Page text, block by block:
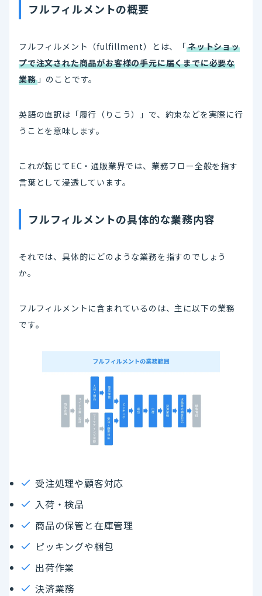
フルフィルメントの概要
フルフィルメント（fulfillment）とは、「ネットショッ
プで注文された商品がお客様の手元に届くまでに必要な
業務」のことです。
英語の直訳は「履行（りこう）」で、約束などを実際に行
うことを意味します。
これが転じてEC・通販業界では、業務フロー全般を指す
言葉として浸透しています。
フルフィルメントの具体的な業務内容
それでは、具体的にどのような業務を指すのでしょう
か。
フルフィルメントに含まれているのは、主に以下の業務
です。
受注処理や顧客対応
入荷・検品
商品の保管と在庫管理
ピッキングや梱包
出荷作業
決済業務